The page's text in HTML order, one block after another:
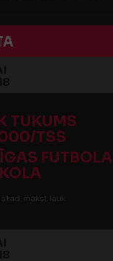
TUKUMS
TSS
FUTBOLA
māksl. lauk.